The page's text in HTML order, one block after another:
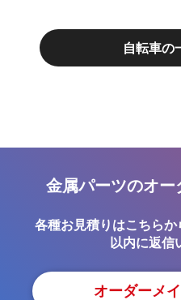
自転車の
金属パーツのオ
各種お見積りはこちら
以内に返信
オーダーメ